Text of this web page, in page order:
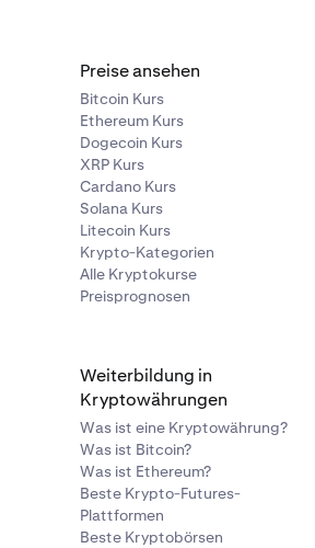
Preise ansehen
Bitcoin Kurs
Ethereum Kurs
Dogecoin Kurs
XRP Kurs
Cardano Kurs
Solana Kurs
Litecoin Kurs
Krypto-Kategorien
Alle Kryptokurse
Preisprognosen
Weiterbildung in
Kryptowährungen
Was ist eine Kryptowährung?
Was ist Bitcoin?
Was ist Ethereum?
Beste Krypto-Futures-
Plattformen
Beste Kryptobörsen